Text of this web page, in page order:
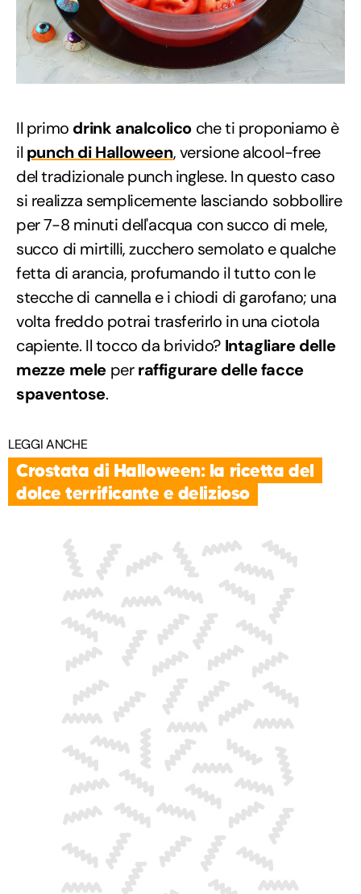
Il primo drink analcolico che ti proponiamo è
il punch di Halloween, versione alcool-free
del tradizionale punch inglese. In questo caso
si realizza semplicemente lasciando sobbollire
per 7-8 minuti dell'acqua con succo di mele,
succo di mirtilli, zucchero semolato e qualche
fetta di arancia, profumando il tutto con le
stecche di cannella e i chiodi di garofano; una
volta freddo potrai trasferirlo in una ciotola
capiente. Il tocco da brivido? Intagliare delle
mezze mele perraffigurare delle facce
spaventose.
LEGGI ANCHE
Crostata di Halloween: la ricetta del
dolce terrificante e delizioso